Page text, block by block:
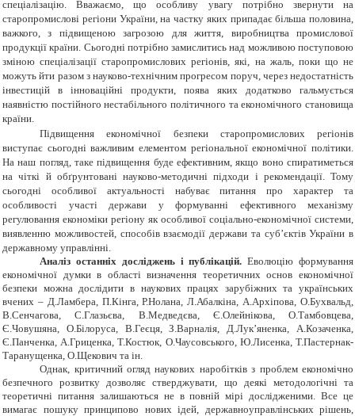
спеціалізацію. Вважаємо, що особливу увагу потрібно звернути на
старопромислові регіони України, на частку яких припадає більша половина,
важкого, з підвищеною загрозою для життя, виробництва промислової
продукції країни. Сьогодні потрібно замислитись над можливою поступовою
зміною спеціалізації старопромислових регіонів, які, на жаль, поки що не
можуть йти разом з науково-технічним прогресом поруч, через недостатність
інвестицій в інноваційні продукти, поява яких додатково гальмується
наявністю постійного нестабільного політичного та економічного становища
країни.
Підвищення економічної безпеки старопромислових регіонів
виступає сьогодні важливим елементом регіональної економічної політики.
На наш погляд, таке підвищення буде ефективним, якщо воно спиратиметься
на чіткі й обґрунтовані науково-методичні підходи і рекомендації. Тому
сьогодні особливої актуальності набуває питання про характер та
особливості участі держави у формуванні ефективного механізму
регулювання економіки регіону як особливої соціально-економічної системи,
виявленню можливостей, способів взаємодії держави та суб’єктів України в
державному управлінні.
Аналіз останніх досліджень і публікацій.Еволюцію формування
економічної думки в області визначення теоретичних основ економічної
безпеки можна дослідити в наукових працях зарубіжних та українських
вчених – Д.Ламбера, П.Кінга, Р.Нолана, Л.Абалкіна, А.Архіпова, О.Бухвальд,
В.Сенчагова, С.Глазьєва, В.Медведєва, Є.Олейнікова, О.Тамбовцева,
Є.Човушяна, О.Білоруса, В.Геєця, З.Варналія, Д.Лук’яненка, А.Козаченка,
Є.Панченка, А.Гриценка, Т.Костюк, О.Чаусовського, Ю.Лисенка, Т.Пастернак-
Таранущенка, О.Щекович та ін.
Однак, критичний огляд наукових наробітків з проблем економічно
безпечного розвитку дозволяє стверджувати, що деякі методологічні та
теоретичні питання залишаються не в повній мірі дослідженими. Все це
вимагає пошуку принципово нових ідей, державноуправлінських рішень,